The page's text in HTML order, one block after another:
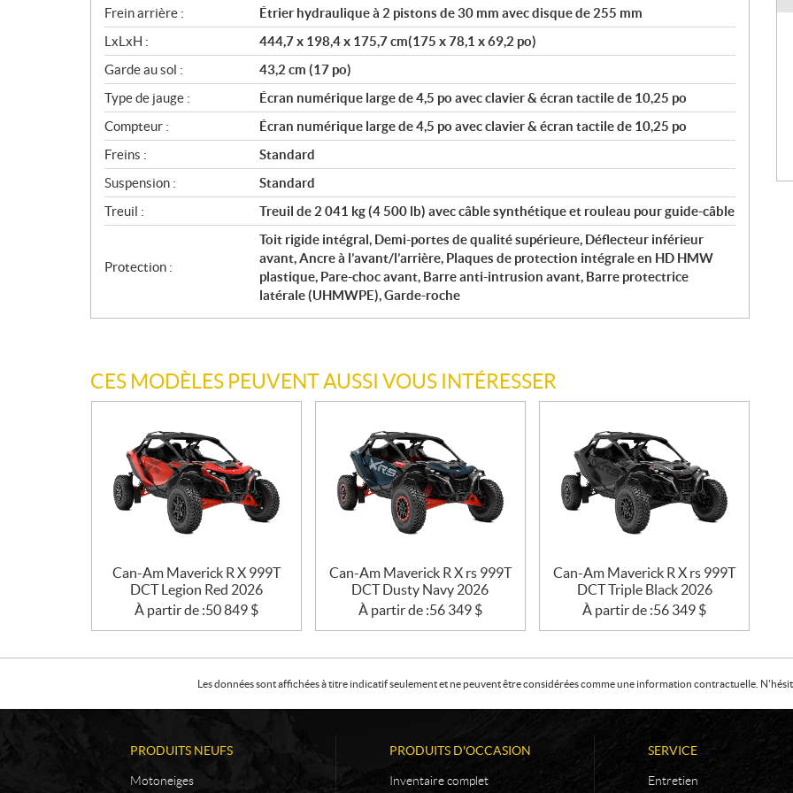
Frein arrière :
Étrier hydraulique à 2 pistons de 30 mm avec disque de 255 mm
LxLxH :
444,7 x 198,4 x 175,7 cm(175 x 78,1 x 69,2 po)
Garde au sol :
43,2 cm (17 po)
Type de jauge :
Écran numérique large de 4,5 po avec clavier & écran tactile de 10,25 po
Compteur :
Écran numérique large de 4,5 po avec clavier & écran tactile de 10,25 po
Freins :
Standard
Suspension :
Standard
Treuil :
Treuil de 2 041 kg (4 500 lb) avec câble synthétique et rouleau pour guide-câble
Protection :
Toit rigide intégral, Demi-portes de qualité supérieure, Déflecteur inférieur
avant, Ancre à l’avant/l’arrière, Plaques de protection intégrale en HD HMW
plastique, Pare-choc avant, Barre anti-intrusion avant, Barre protectrice
latérale (UHMWPE), Garde-roche
CES MODÈLES PEUVENT AUSSI VOUS INTÉRESSER
Can-Am Maverick R X 999T
DCT Legion Red 2026
À partir de :50 849 $
Can-Am Maverick R X rs 999T
DCT Dusty Navy 2026
À partir de :56 349 $
Can-Am Maverick R X rs 999T
DCT Triple Black 2026
À partir de :56 349 $
Les données sont affichées à titre indicatif seulement et ne peuvent être considérées comme une information contractuelle.
PRODUITS NEUFS
Motoneiges
PRODUITS D'OCCASION
Inventaire complet
SERVICE
Entretien